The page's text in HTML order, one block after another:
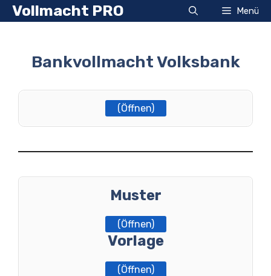
Zum
InhaltVollmacht PRO Menü
Bankvollmacht Volksbank
(Öffnen)
Muster
(Öffnen)
Vorlage
(Öffnen)